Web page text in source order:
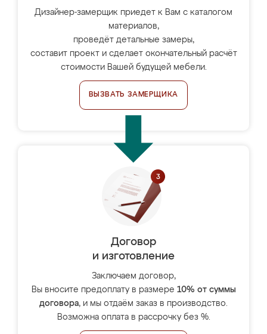
Дизайнер-замерщик приедет к Вам с каталогом
материалов,
проведёт детальные замеры,
составит проект и сделает окончательный расчёт
стоимости Вашей будущей мебели.
ВЫЗВАТЬ ЗАМЕРЩИКА
Договор
и изготовление
Заключаем договор,
Вы вносите предоплату в размере 10% от суммы
договора, и мы отдаём заказ в производство.
Возможна оплата в рассрочку без %.